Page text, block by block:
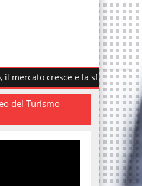
e la sfida è rinnovare il parco
del Turismo